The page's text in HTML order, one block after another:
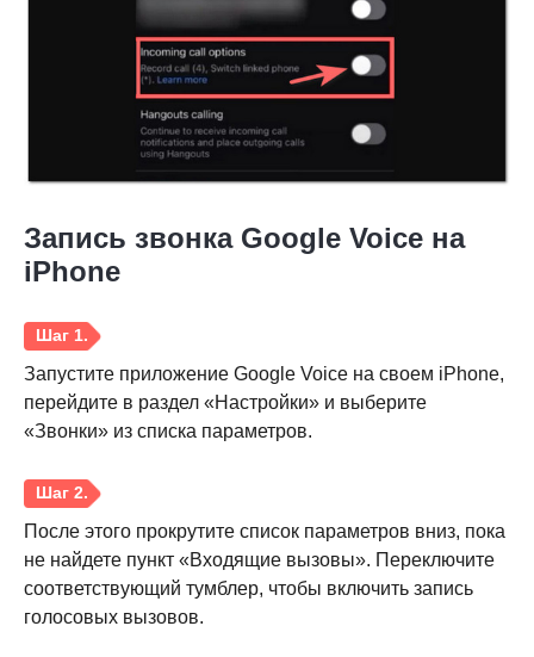
Запись звонка Google Voice на
iPhone
Запустите приложение Google Voice на своем iPhone,
перейдите в раздел «Настройки» и выберите
«Звонки» из списка параметров.
После этого прокрутите список параметров вниз, пока
не найдете пункт «Входящие вызовы». Переключите
соответствующий тумблер, чтобы включить запись
голосовых вызовов.